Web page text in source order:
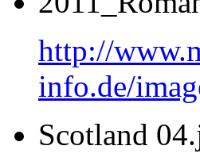
http://
info.de/
Scotland